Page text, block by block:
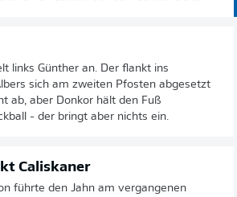
links Günther an. Der flankt ins
sich am zweiten Pfosten abgesetzt
ab, aber Donkor hält den Fuß
- der bringt aber nichts ein.
Caliskaner
führte den Jahn am vergangenen